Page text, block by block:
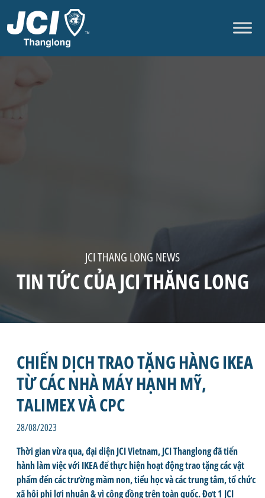
JCI THANG LONG NEWS
TIN TỨC CỦA JCI THĂNG LONG
CHIẾN DỊCH TRAO TẶNG HÀNG IKEA
TỪ CÁC NHÀ MÁY HẠNH MỸ,
TALIMEX VÀ CPC
28/08/2023
Thời gian vừa qua, đại diện JCI Vietnam, JCI Thanglong đã tiến
hành làm việc với IKEA để thực hiện hoạt động trao tặng các vật
phẩm đến các trường mầm non, tiểu học và các trung tâm, tổ chức
xã hội phi lợi nhuận & vì cộng đồng trên toàn quốc. Đợt 1 JCI